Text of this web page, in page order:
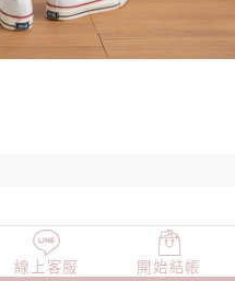
線上客服 開始結帳
TOP100 小編穿搭